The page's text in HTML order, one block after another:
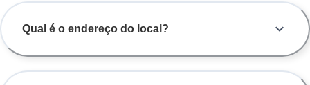
Qual é o endereço do local?